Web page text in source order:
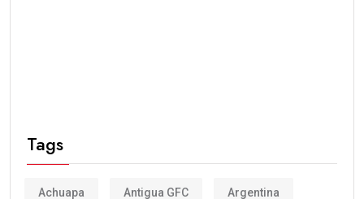
Tags
Achuapa Antigua GFC Argentina